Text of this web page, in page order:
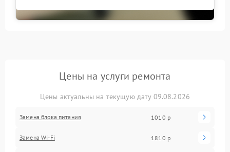
Цены на услуги ремонта
Цены актуальны на текущую дату 09.08.2026
Замена блока питания 1010 р
Замена Wi-Fi 1810 р